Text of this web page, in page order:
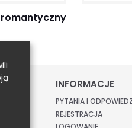
INFORMACJE
PYTANIA I
REJESTRACJA